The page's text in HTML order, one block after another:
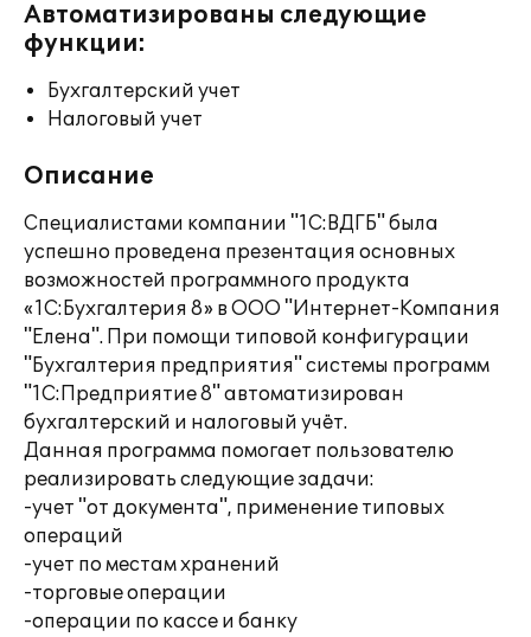
Автоматизированы следующие
функции:
Бухгалтерский учет
Налоговый учет
Описание
Специалистами компании "1С:ВДГБ" была
успешно проведена презентация основных
возможностей программного продукта
«1С:Бухгалтерия 8» в ООО "Интернет-Компания
"Елена". При помощи типовой конфигурации
"Бухгалтерия предприятия" системы программ
"1С:Предприятие 8" автоматизирован
бухгалтерский и налоговый учёт.
Данная программа помогает пользователю
реализировать следующие задачи:
-учет "от документа", применение типовых
операций
-учет по местам хранений
-торговые операции
-операции по кассе и банку